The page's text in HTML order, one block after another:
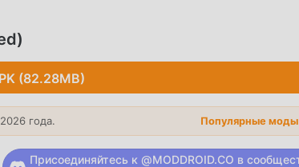
от традиционных игр action, в Pennywise
могли легко начать всю игру и наслаждаться
Escape 1.0. В то же время, moddroid
позволяя вам общаться и делиться со всеми
присоединяйтесь к moddroid и наслаждайтесь
(82.28MB)
2026 года. Популярные
Присоединяйтесь к @MODDROID.CO в